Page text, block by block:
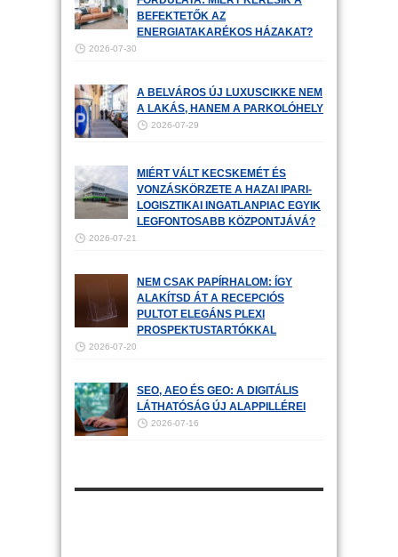
BEFEKTETŐK AZ
ENERGIATAKARÉKOS HÁZAKAT?
2026-07-30
A BELVÁROS ÚJ LUXUSCIKKE NEM
A LAKÁS, HANEM A PARKOLÓHELY
2026-07-29
MIÉRT VÁLT KECSKEMÉT ÉS
VONZÁSKÖRZETE A HAZAI IPARI-
LOGISZTIKAI INGATLANPIAC EGYIK
LEGFONTOSABB KÖZPONTJÁVÁ?
2026-07-21
NEM CSAK PAPÍRHALOM: ÍGY
ALAKÍTSD ÁT A RECEPCIÓS
PULTOT ELEGÁNS PLEXI
PROSPEKTUSTARTÓKKAL
2026-07-20
SEO, AEO ÉS GEO: A DIGITÁLIS
LÁTHATÓSÁG ÚJ ALAPPILLÉREI
2026-07-16